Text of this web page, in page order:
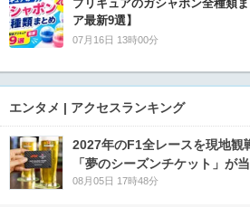
プリキュアのガシャポン全種類
ア最新9選】
07月16日 13時00分
エンタメ | アクセスランキング
2027年のF1全レースを現地観
「夢のシーズンチケット」が
08月05日 17時48分